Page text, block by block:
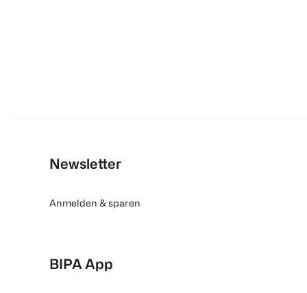
Newsletter
Anmelden & sparen
BIPA App